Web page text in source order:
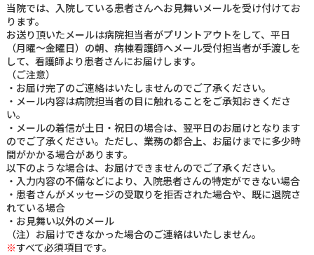
入院・面会
健診・人間ドック
診療科紹介
部門紹介
病院概要
当院では、入院している患者さんへお見舞いメールを受け付けてお
ります。
お送り頂いたメールは病院担当者がプリントアウトをして、平日
（月曜～金曜日）の朝、病棟看護師へメール受付担当者が手渡しを
して、看護師より患者さんにお届けします。
（ご注意）
・お届け完了のご連絡はいたしませんのでご了承ください。
・メール内容は病院担当者の目に触れることをご承知おきくださ
い。
・メールの着信が土日・祝日の場合は、翌平日のお届けとなります
のでご了承ください。ただし、業務の都合上、お届けまでに多少時
間がかかる場合があります。
以下のような場合は、お届けできませんのでご了承ください。
・入力内容の不備などにより、入院患者さんの特定ができない場合
・患者さんがメッセージの受取りを拒否された場合や、既に退院さ
れている場合
・お見舞い以外のメール
（注）お届けできなかった場合のご連絡はいたしません。
※すべて必須項目です。